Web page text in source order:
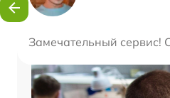
Замечательный сервис!